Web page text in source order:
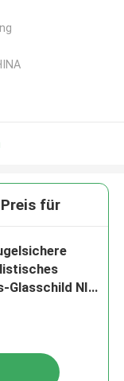
für
Glasschild NIJ